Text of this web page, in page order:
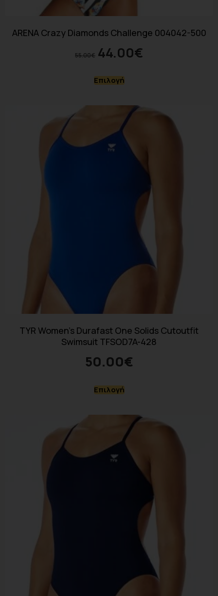
ARENA Crazy Diamonds Challenge 004042-500
55.00€ 44.00€
Επιλογή
TYR Women’s Durafast One Solids Cutoutfit
Swimsuit TFSOD7A-428
50.00€
Επιλογή